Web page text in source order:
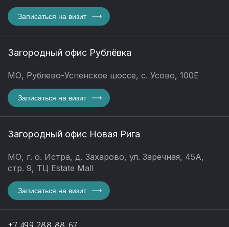
Записаться на визит
Загородный офис Рублёвка
МО, Рублево-Успенское шоссе, с. Усово, 100Е
Записаться на визит
Загородный офис Новая Рига
МО, г. о. Истра, д. Захарово, ул. Заречная, 45А,
стр. 9, ТЦ Estate Mall
Записаться на визит